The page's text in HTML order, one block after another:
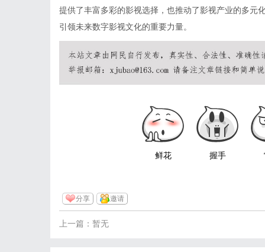
提供了丰富多彩的影视选择，也推动了影视产业的多元
引领未来数字影视文化的重要力量。
鲜花 握手
分享 邀请
上一篇：暂无